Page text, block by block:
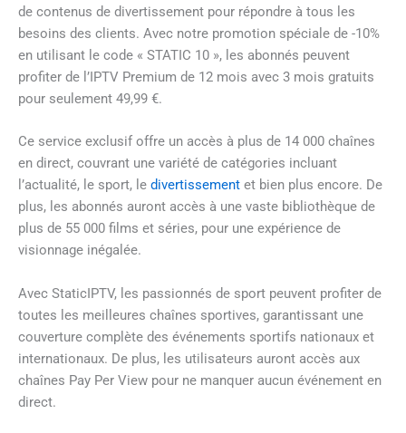
de contenus de divertissement pour répondre à tous les
besoins des clients. Avec notre promotion spéciale de -10%
en utilisant le code « STATIC 10 », les abonnés peuvent
profiter de l’IPTV Premium de 12 mois avec 3 mois gratuits
pour seulement 49,99 €.
Ce service exclusif offre un accès à plus de 14 000 chaînes
en direct, couvrant une variété de catégories incluant
l’actualité, le sport, le divertissement et bien plus encore. De
plus, les abonnés auront accès à une vaste bibliothèque de
plus de 55 000 films et séries, pour une expérience de
visionnage inégalée.
Avec StaticIPTV, les passionnés de sport peuvent profiter de
toutes les meilleures chaînes sportives, garantissant une
couverture complète des événements sportifs nationaux et
internationaux. De plus, les utilisateurs auront accès aux
chaînes Pay Per View pour ne manquer aucun événement en
direct.